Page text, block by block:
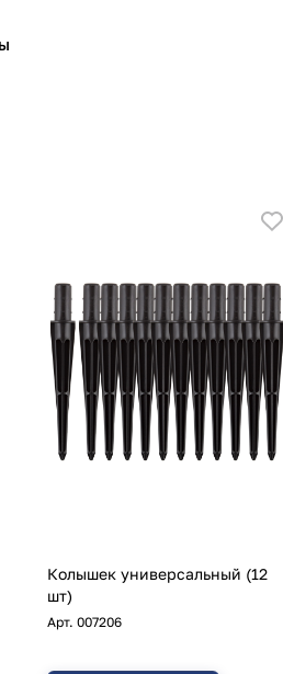
Колышек универсальный (12
шт)
Арт. 007206